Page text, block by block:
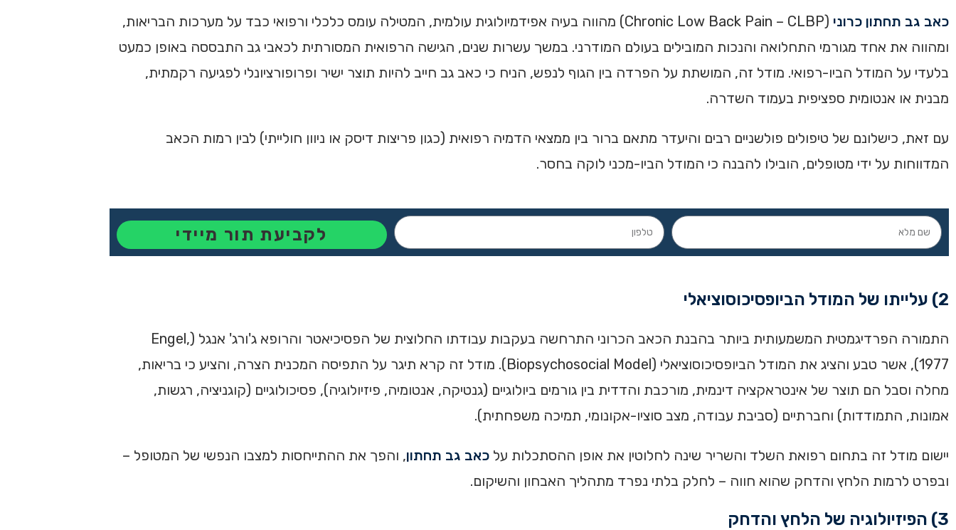
כאב גב תחתון כרוני
(Chronic Low Back Pain – CLBP) מהווה בעיה אפידמיולוגית עולמית, המטילה עומס כלכלי ורפואי כבד על מערכות הבריאות,
ומהווה את אחד מגורמי התחלואה והנכות המובילים בעולם המודרני. במשך עשרות שנים, הגישה הרפואית המסורתית לכאבי גב התבססה באופן כמעט
בלעדי על המודל הביו-רפואי. מודל זה, המושתת על הפרדה בין הגוף לנפש, הניח כי כאב גב חייב להיות תוצר ישיר ופרופורציונלי לפגיעה רקמתית,
מבנית או אנטומית ספציפית בעמוד השדרה.
עם זאת, כישלונם של טיפולים פולשניים רבים והיעדר מתאם ברור בין ממצאי הדמיה רפואית (כגון פריצות דיסק או ניוון חולייתי) לבין רמות הכאב
המדווחות על ידי מטופלים, הובילו להבנה כי המודל הביו-מכני לוקה בחסר.
לקביעת תור מיידי
2) עלייתו של המודל הביופסיכוסוציאלי
התמורה הפרדיגמטית המשמעותית ביותר בהבנת הכאב הכרוני התרחשה בעקבות עבודתו החלוצית של הפסיכיאטר והרופא ג'ורג' אנגל (Engel,
1977), אשר טבע והציג את המודל הביופסיכוסוציאלי (Biopsychosocial Model). מודל זה קרא תיגר על התפיסה המכנית הצרה, והציע כי בריאות,
מחלה וסבל הם תוצר של אינטראקציה דינמית, מורכבת והדדית בין גורמים ביולוגיים (גנטיקה, אנטומיה, פיזיולוגיה), פסיכולוגיים (קוגניציה, רגשות,
אמונות, התמודדות) וחברתיים (סביבת עבודה, מצב סוציו-אקונומי, תמיכה משפחתית).
יישום מודל זה בתחום רפואת השלד והשריר שינה לחלוטין את אופן ההסתכלות על כאב גב תחתון, והפך את ההתייחסות למצבו הנפשי של המטופל –
ובפרט לרמות הלחץ והדחק שהוא חווה – לחלק בלתי נפרד מתהליך האבחון והשיקום.
3) הפיזיולוגיה של הלחץ והדחק